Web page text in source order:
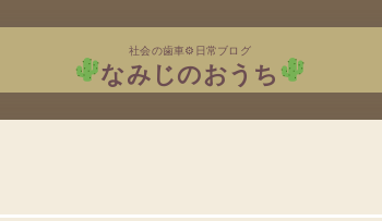
社会の歯車⚙日常ブログ
なみじのおうち